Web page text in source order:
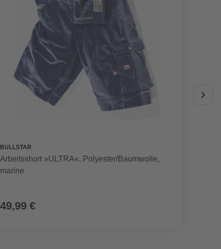
BULLSTAR
Arbeitsshort »ULTRA«, Polyester/Baumwolle,
marine
49,99 €